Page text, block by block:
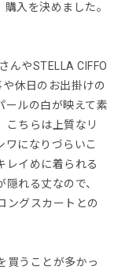
入を決めました。
んやSTELLA CIFFO
休日のお出掛けの
ールの白が映えて素
こちらは上質なリ
ワになりづらいこ
レイめに着られる
れる丈なので、
ングスカートとの
買うことが多かっ